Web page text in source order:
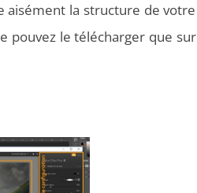
aisément la structure de votre
pouvez le télécharger que sur